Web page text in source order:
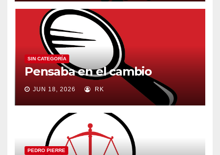
SIN CATEGORÍA
Pensaba en el cambio
JUN 18, 2026 RK
PEDRO PIERRE